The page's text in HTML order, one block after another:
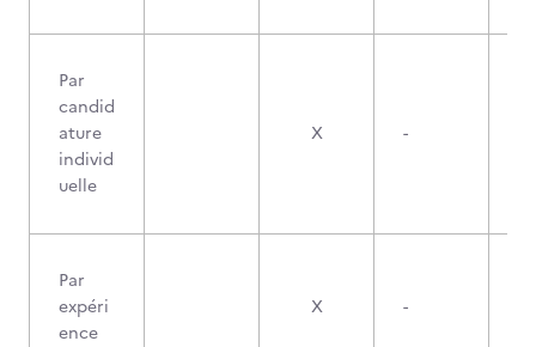
Par
candid
ature
individ
uelle
X -
Par
expéri
ence
X -